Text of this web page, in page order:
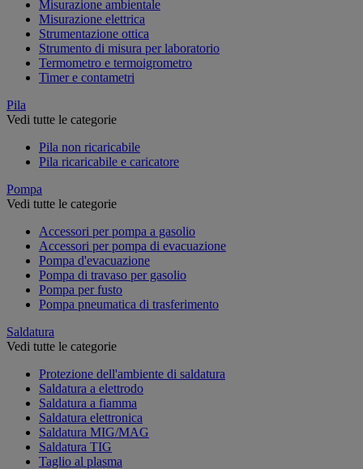
Misurazione ambientale
Misurazione elettrica
Strumentazione ottica
Strumento di misura per laboratorio
Termometro e termoigrometro
Timer e contametri
Pila
Vedi tutte le categorie
Pila non ricaricabile
Pila ricaricabile e caricatore
Pompa
Vedi tutte le categorie
Accessori per pompa a gasolio
Accessori per pompa di evacuazione
Pompa d'evacuazione
Pompa di travaso per gasolio
Pompa per fusto
Pompa pneumatica di trasferimento
Saldatura
Vedi tutte le categorie
Protezione dell'ambiente di saldatura
Saldatura a elettrodo
Saldatura a fiamma
Saldatura elettronica
Saldatura MIG/MAG
Saldatura TIG
Taglio al plasma